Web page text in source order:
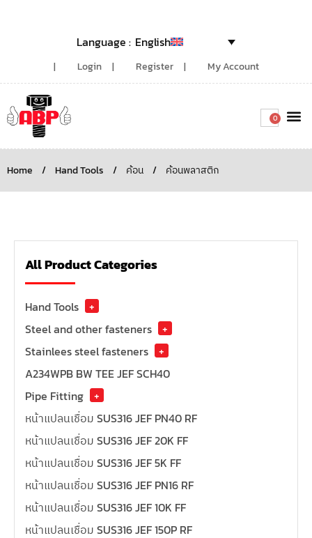
English
Login Register My Account
0
Home / Hand Tools / ค้อน / ค้อนพลาสติก
All Product Categories
Hand Tools
+
Steel and other fasteners
+
Stainlees steel fasteners
+
A234WPB BW TEE JEF SCH40
Pipe Fitting
+
หน้าแปลนเชื่อม SUS316 JEF PN40 RF
หน้าแปลนเชื่อม SUS316 JEF 20K FF
หน้าแปลนเชื่อม SUS316 JEF 5K FF
หน้าแปลนเชื่อม SUS316 JEF PN16 RF
หน้าแปลนเชื่อม SUS316 JEF 10K FF
หน้าแปลนเชื่อม SUS316 JEF 150P RF